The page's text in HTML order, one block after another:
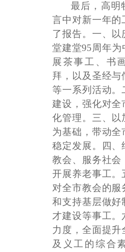
最后，高明
言中对新一年的
了报告。一、以
堂建堂95周年为
展茶事工、书
拜，以及圣经与
等一系列活动。
建设，强化对全
化管理。三、以
为基础，带动全
稳定发展。四、
教会、服务社会
开展养老事工。
对全市教会的服
和支持基层做好
才建设等事工。
力度，全面提升
及义工的综合